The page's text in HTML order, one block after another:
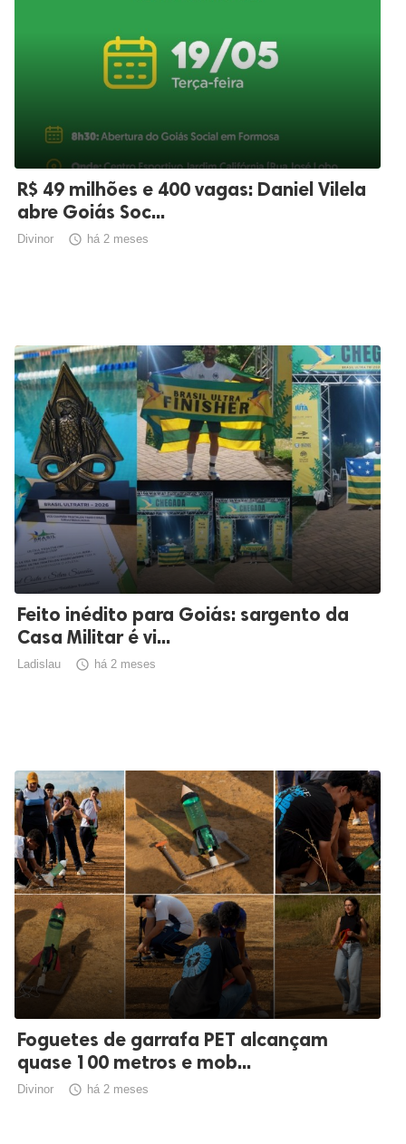
R$ 49 milhões e 400 vagas: Daniel Vilela
abre Goiás Soc...
Divinor  há 2 meses
Feito inédito para Goiás: sargento da
Casa Militar é vi...
Ladislau  há 2 meses
Foguetes de garrafa PET alcançam
quase 100 metros e mob...
Divinor  há 2 meses